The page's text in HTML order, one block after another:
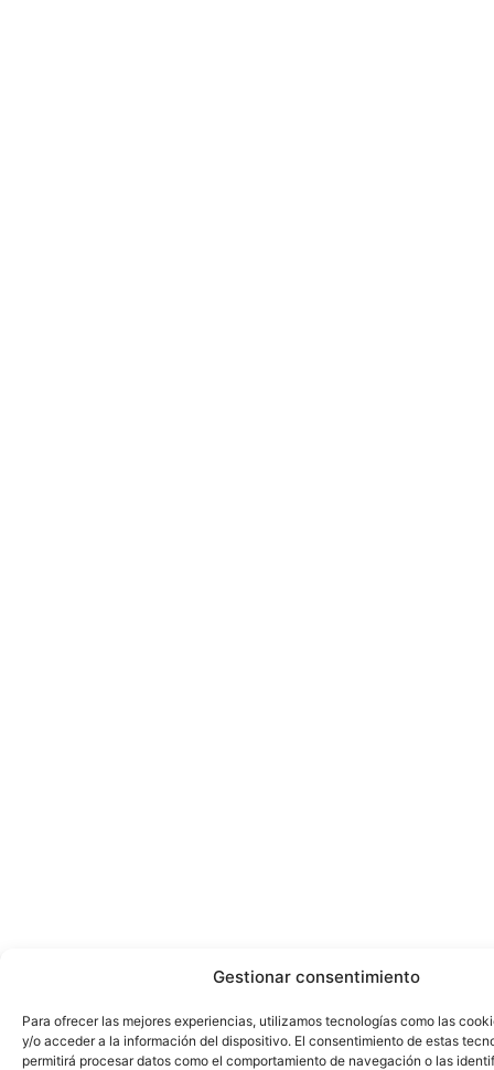
Gestionar consentimiento
Para ofrecer las mejores experiencias, utilizamos tecnologías como las
y/o acceder a la información del dispositivo. El consentimiento de estas
permitirá procesar datos como el comportamiento de navegación o las